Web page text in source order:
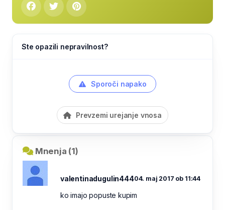
Ste opazili nepravilnost?
Sporoči napako
Prevzemi urejanje vnosa
Mnenja (1)
valentinadugulin44404. maj 2017 ob 11:44
ko imajo popuste kupim